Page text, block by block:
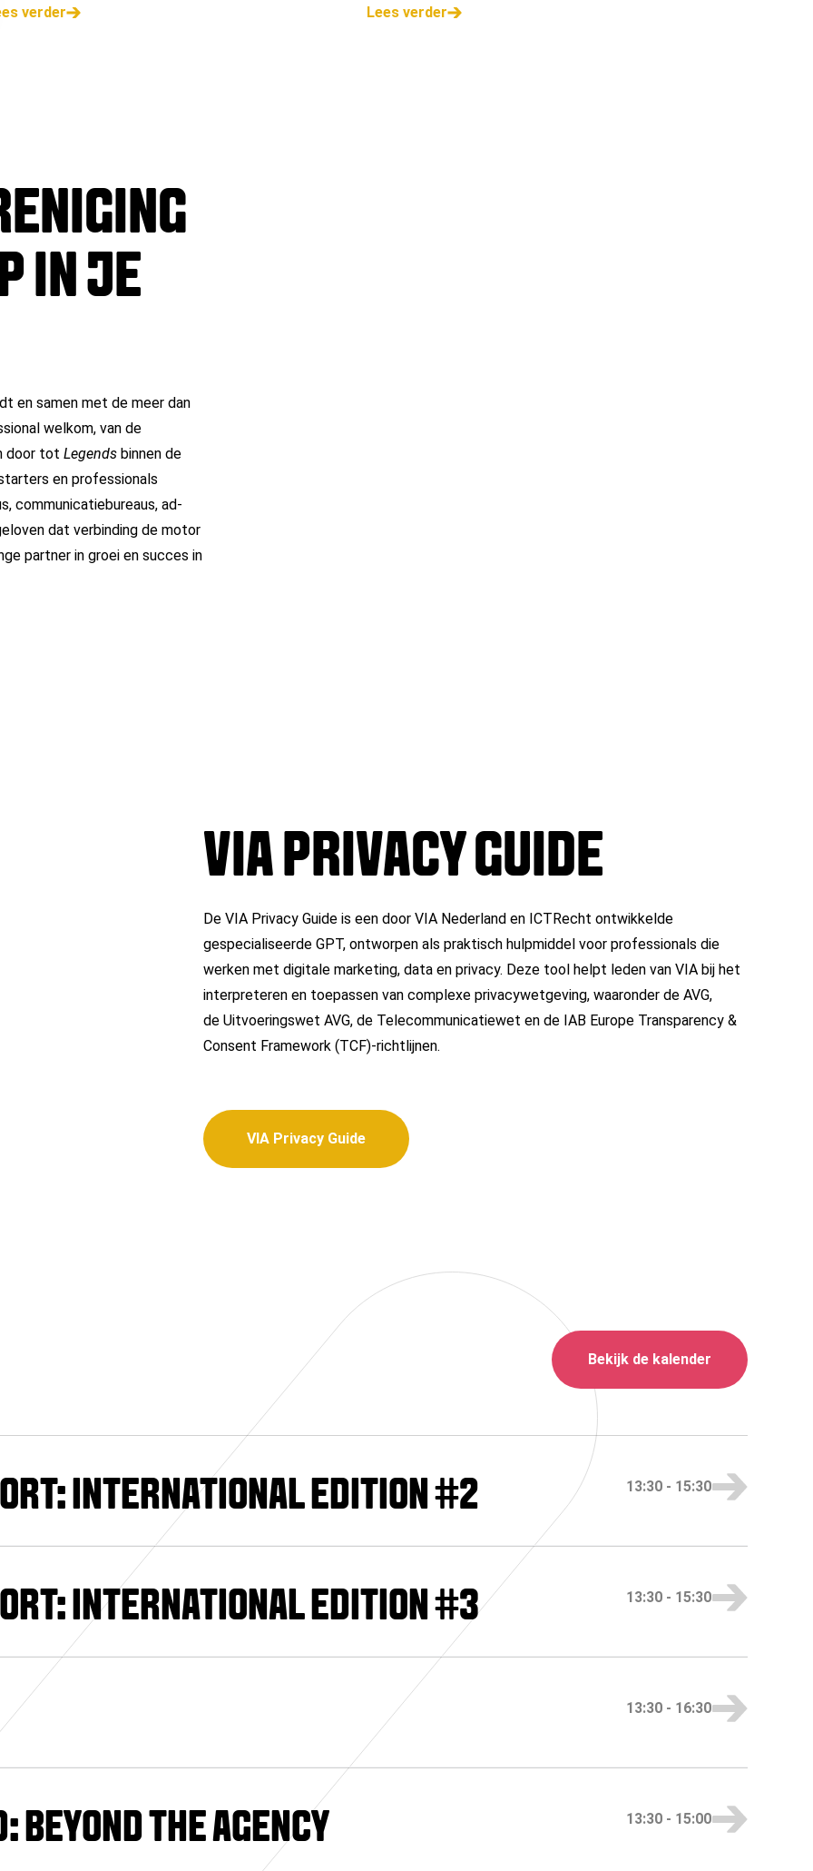
van Nederland. Wat is
verder
moeten voeren.
Lees verder
IN JE
en samen met de meer dan
welkom, van de
door tot Legends binnen de
en professionals
communicatiebureaus, ad-
dat verbinding de motor
partner in groei en succes in
VIA PRIVACY GUIDE
De VIA Privacy Guide is een door VIA Nederland en ICTRecht ontwikkelde
gespecialiseerde GPT, ontworpen als praktisch hulpmiddel voor professionals die
werken met digitale marketing, data en privacy. Deze tool helpt leden van VIA bij het
interpreteren en toepassen van complexe privacywetgeving, waaronder de AVG,
de Uitvoeringswet AVG, de Telecommunicatiewet en de IAB Europe Transparency &
Consent Framework (TCF)-richtlijnen.
VIA Privacy Guide
Bekijk de kalender
INTERNATIONAL EDITION #2 13:30 - 15:30
INTERNATIONAL EDITION #3 13:30 - 15:30
13:30 - 16:30
BEYOND THE AGENCY 13:30 - 15:00